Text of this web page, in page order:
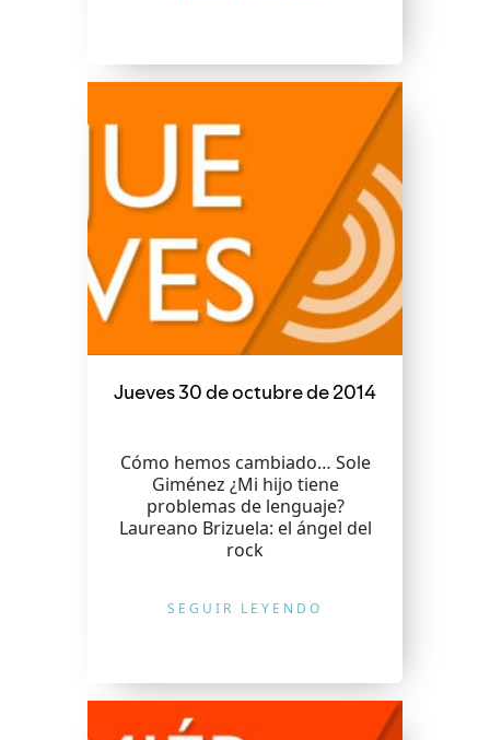
Jueves 30 de octubre de 2014
Cómo hemos cambiado… Sole
Giménez ¿Mi hijo tiene
problemas de lenguaje?
Laureano Brizuela: el ángel del
rock
SEGUIR LEYENDO